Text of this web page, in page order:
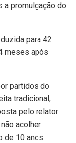
a promulgação do
para 42
meses após
partidos do
tradicional,
pelo relator
acolher
de 10 anos.